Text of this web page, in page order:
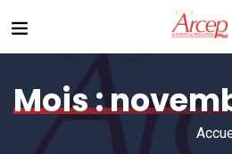
Mois :